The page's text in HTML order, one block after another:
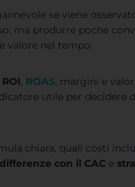
se viene
ma produrre poche
valore nel tempo.
, ROAS, margini e
utile per decidere
chiara, quali costi
differenze con il CAC e